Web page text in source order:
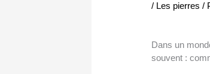
/ Les pierres /
Dans un
souvent :